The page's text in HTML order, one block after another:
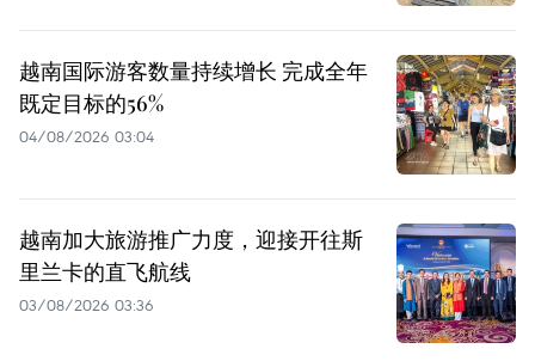
越南国际游客数量持续增长 完成全年
既定目标的56%
04/08/2026 03:04
越南加大旅游推广力度，迎接开往斯
里兰卡的直飞航线
03/08/2026 03:36